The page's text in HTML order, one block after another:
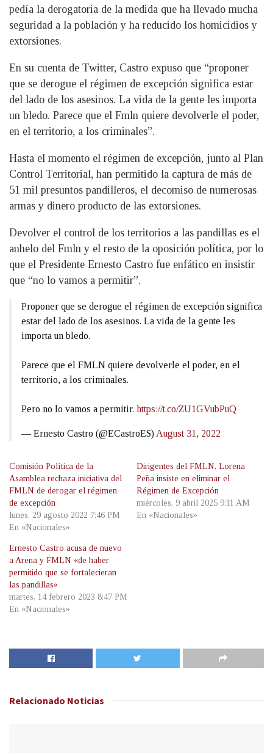
pedía la derogatoria de la medida que ha llevado mucha
seguridad a la población y ha reducido los homicidios y
extorsiones.
En su cuenta de Twitter, Castro expuso que “proponer
que se derogue el régimen de excepción significa estar
del lado de los asesinos. La vida de la gente les importa
un bledo. Parece que el Fmln quiere devolverle el poder,
en el territorio, a los criminales”.
Hasta el momento el régimen de excepción, junto al Plan
Control Territorial, han permitido la captura de más de
51 mil presuntos pandilleros, el decomiso de numerosas
armas y dinero producto de las extorsiones.
Devolver el control de los territorios a las pandillas es el
anhelo del Fmln y el resto de la oposición política, por lo
que el Presidente Ernesto Castro fue enfático en insistir
que “no lo vamos a permitir”.
Proponer que se derogue el régimen de excepción significa
estar del lado de los asesinos. La vida de la gente les
importa un bledo.
Parece que el FMLN quiere devolverle el poder, en el
territorio, a los criminales.
Pero no lo vamos a permitir. https://t.co/ZU1GVubPuQ
— Ernesto Castro (@ECastroES) August 31, 2022
Comisión Política de la
Asamblea rechaza iniciativa del
FMLN de derogar el régimen
de excepción
lunes, 29 agosto 2022 7:46 PM
En «Nacionales»
Dirigentes del FMLN, Lorena
Peña insiste en eliminar el
Régimen de Excepción
miércoles, 9 abril 2025 9:11 AM
En «Nacionales»
Ernesto Castro acusa de nuevo
a Arena y FMLN «de haber
permitido que se fortalecieran
las pandillas»
martes, 14 febrero 2023 8:47 PM
En «Nacionales»
Relacionado Noticias